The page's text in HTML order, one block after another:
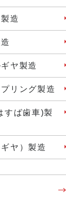
造
ヤ製造
リング製造
すば歯車)製
ヤ）製造